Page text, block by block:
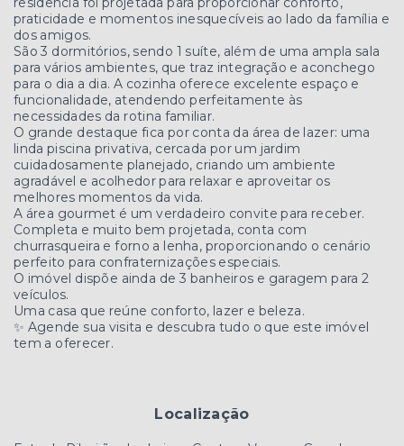
praticidade e momentos inesquecíveis ao lado da família e
dos amigos.
São 3 dormitórios, sendo 1 suíte, além de uma ampla sala
para vários ambientes, que traz integração e aconchego
para o dia a dia. A cozinha oferece excelente espaço e
funcionalidade, atendendo perfeitamente às
necessidades da rotina familiar.
O grande destaque fica por conta da área de lazer: uma
linda piscina privativa, cercada por um jardim
cuidadosamente planejado, criando um ambiente
agradável e acolhedor para relaxar e aproveitar os
melhores momentos da vida.
A área gourmet é um verdadeiro convite para receber.
Completa e muito bem projetada, conta com
churrasqueira e forno a lenha, proporcionando o cenário
perfeito para confraternizações especiais.
O imóvel dispõe ainda de 3 banheiros e garagem para 2
veículos.
Uma casa que reúne conforto, lazer e beleza.
✨ Agende sua visita e descubra tudo o que este imóvel
tem a oferecer.
Localização